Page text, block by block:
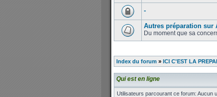
-
Autres préparation sur
Du moment que sa
Index du forum » ICI C'EST LA
Qui est en ligne
Utilisateurs parcourant ce forum: Aucun